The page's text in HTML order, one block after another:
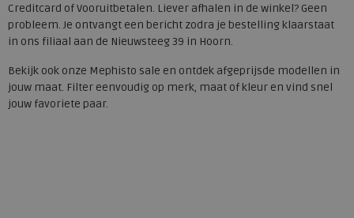
Creditcard of Vooruitbetalen. Liever afhalen in de winkel? Geen
probleem. Je ontvangt een bericht zodra je bestelling klaarstaat
in ons filiaal aan de Nieuwsteeg 39 in Hoorn.
Bekijk ook onze Mephisto sale en ontdek afgeprijsde modellen in
jouw maat. Filter eenvoudig op merk, maat of kleur en vind snel
jouw favoriete paar.